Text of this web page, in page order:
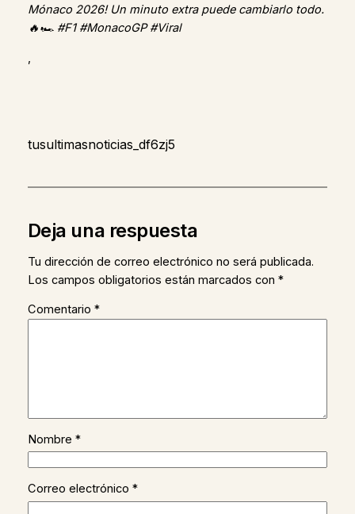
Mónaco 2026! Un minuto extra puede cambiarlo todo.
🔥🏎️ #F1 #MonacoGP #Viral
,
tusultimasnoticias_df6zj5
Deja una respuesta
Tu dirección de correo electrónico no será publicada.
Los campos obligatorios están marcados con *
Comentario *
Nombre *
Correo electrónico *